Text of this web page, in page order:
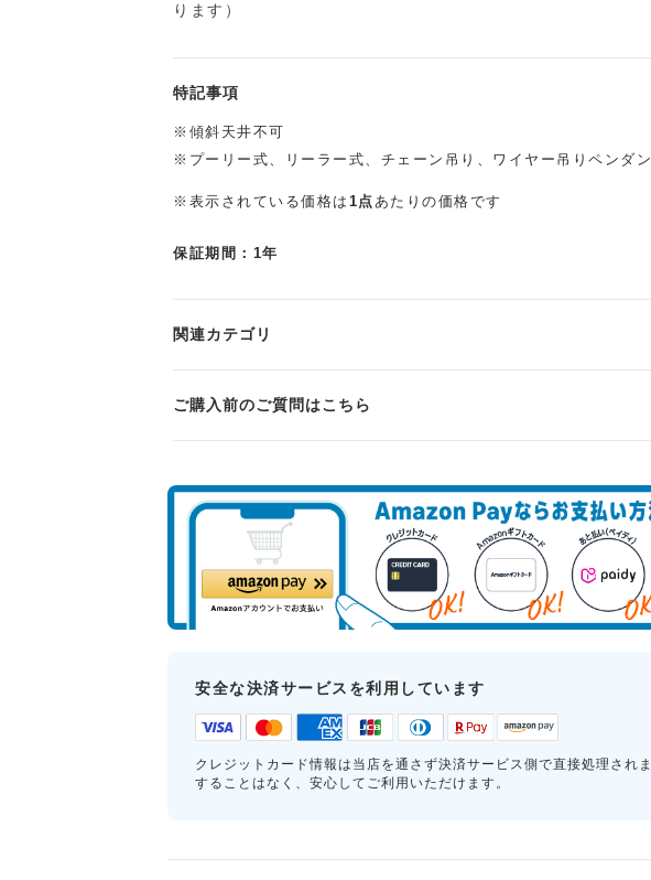
ります）
特記事項
※傾斜天井不可
※プーリー式、リーラー式、チェーン吊り、ワイヤー吊りペンダン
※表示されている価格は 1点あたりの価格です
保証期間：1年
関連カテゴリ
ご購入前のご質問はこちら
安全な決済サービスを利用しています
クレジットカード情報は当店を通さず決済サービス側で直接処理され
することはなく、安心してご利用いただけます。